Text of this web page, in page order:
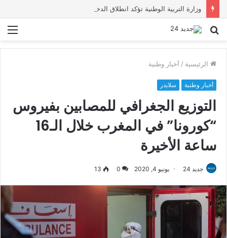
بحث
الرئيسية / أخبار وطنية
أخبار وطنية سلايدر
التوزيع الجغرافي للمصابين بفيروس
“كورونا” في المغرب خلال الـ16
ساعة الأخيرة
جديد 24 يونيو 4, 2020 0
13